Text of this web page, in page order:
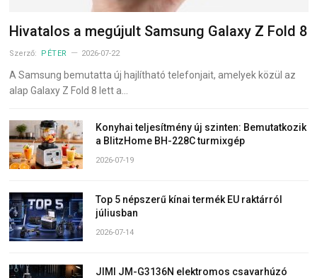
Hivatalos a megújult Samsung Galaxy Z Fold 8
Szerző: PÉTER 2026-07-22
A Samsung bemutatta új hajlítható telefonjait, amelyek közül az
alap Galaxy Z Fold 8 lett a…
Konyhai teljesítmény új szinten: Bemutatkozik
a BlitzHome BH-228C turmixgép
2026-07-19
Top 5 népszerű kínai termék EU raktárról
júliusban
2026-07-14
JIMI JM-G3136N elektromos csavarhúzó